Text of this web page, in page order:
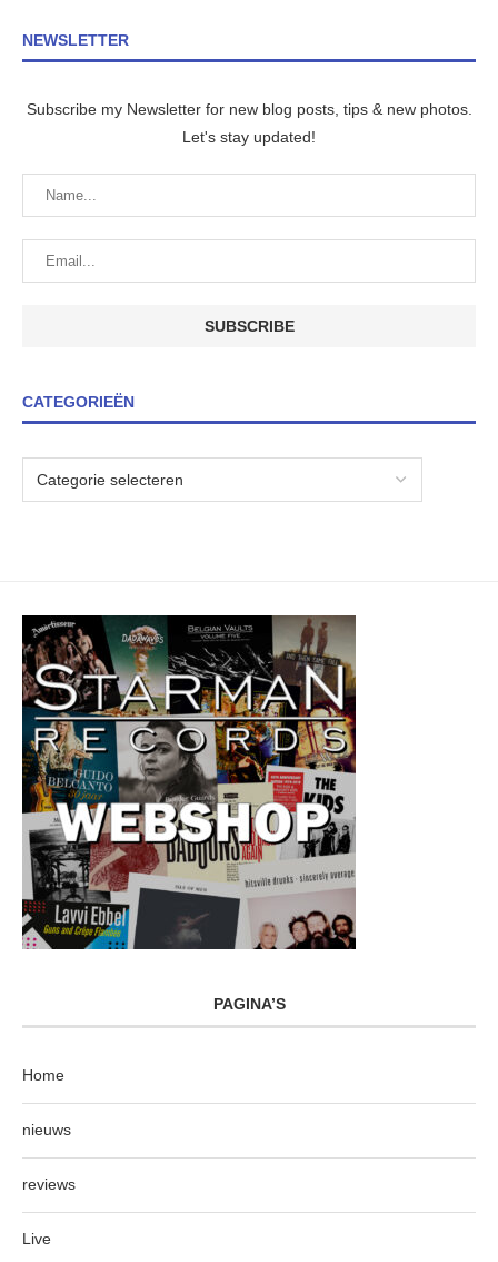
NEWSLETTER
Subscribe my Newsletter for new blog posts, tips & new photos.
Let's stay updated!
CATEGORIEËN
PAGINA’S
Home
nieuws
reviews
Live